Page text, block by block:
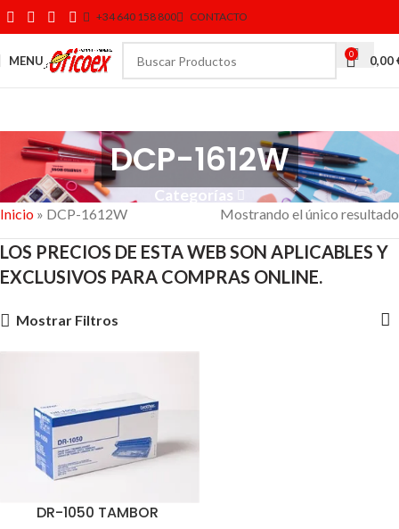
+34 640 158 800 CONTACTO
MENU 0 0,00
DCP-1612W
Categorías
Inicio » DCP-1612W Mostrando el único resultado
LOS PRECIOS DE ESTA WEB SON APLICABLES Y
EXCLUSIVOS PARA COMPRAS ONLINE.
Mostrar Filtros
DR-1050 TAMBOR